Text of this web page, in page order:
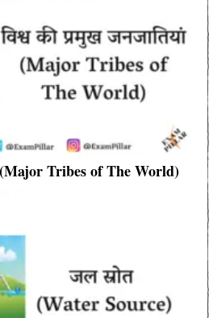
(Major Tribes of The World)